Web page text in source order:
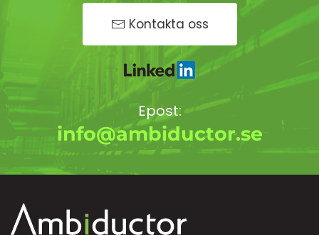
Kontakta oss
Epost:
info@ambiductor.se